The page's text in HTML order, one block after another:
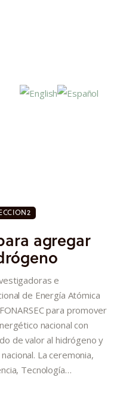
agregar
e
de Energía Atómica
para promover
nacional con
de valor al hidrógeno y
La ceremonia,
Tecnología…